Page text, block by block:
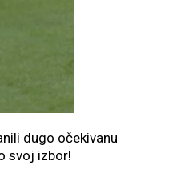
dugo očekivanu
svoj izbor!